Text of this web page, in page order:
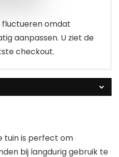
fluctueren omdat
aanpassen. U ziet de
checkout.
tuin is perfect om
bij langdurig gebruik te